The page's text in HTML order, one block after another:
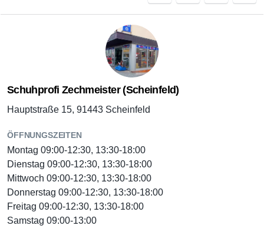
Schuhprofi Zechmeister (Scheinfeld)
Hauptstraße 15, 91443 Scheinfeld
ÖFFNUNGSZEITEN
Montag 09:00-12:30, 13:30-18:00
Dienstag 09:00-12:30, 13:30-18:00
Mittwoch 09:00-12:30, 13:30-18:00
Donnerstag 09:00-12:30, 13:30-18:00
Freitag 09:00-12:30, 13:30-18:00
Samstag 09:00-13:00